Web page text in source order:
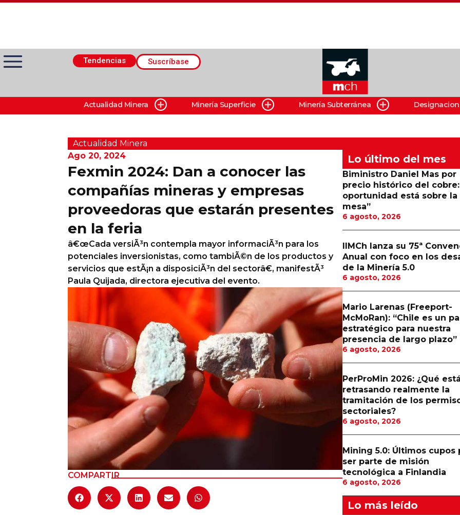
Tendencias Suscríbase
Actualidad Minera
Minería Superficie
Minerí­a Subterránea
Columnas de Opinión
Calendario de Eventos
Actualidad Minera Minería Superficie Minería Subterránea
Actualidad Minera
Ago 20, 2024
Fexmin 2024: Dan a conocer las
compañías mineras y empresas
proveedoras que estarán presentes
en la feria
â€œCada versiÃ³n contempla mayor informaciÃ³n para los
potenciales inversionistas, como tambiÃ©n de los productos y
servicios que estÃ¡n a disposiciÃ³n del sectorâ€, manifestÃ³
Paula Quijada, directora ejecutiva del evento.
COMPARTIR
Lo último del mes
Biministro Daniel Mas por
precio histórico del cobre:
oportunidad está sobre la
mesa”
6 agosto, 2026
IIMCh lanza su 75ª
Anual con foco en los
de la Minería 5.0
6 agosto, 2026
Mario Larenas (Freeport-
McMoRan): “Chile es un
estratégico para nuestra
presencia de largo plazo”
6 agosto, 2026
PerProMin 2026: ¿Qué
retrasando realmente la
tramitación de los
sectoriales?
6 agosto, 2026
Mining 5.0: Últimos cupos
ser parte de misión
tecnológica a Finlandia
6 agosto, 2026
Lo más leído